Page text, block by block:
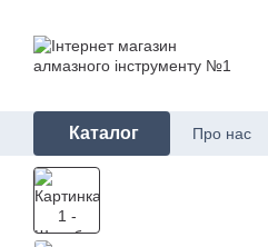
Каталог Про нас